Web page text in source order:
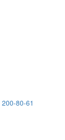
80-61